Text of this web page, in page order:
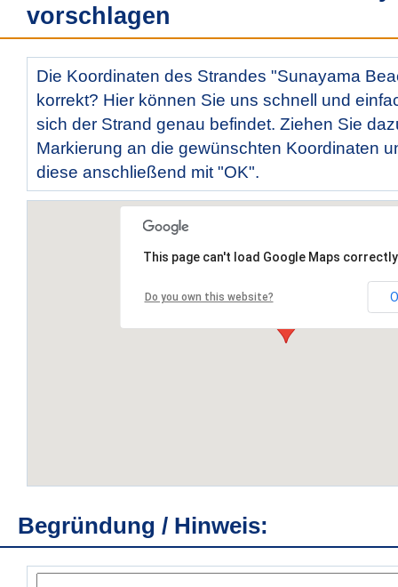
vorschlagen
Die Koordinaten des Strandes "Sunayama
korrekt? Hier können Sie uns schnell und
sich der Strand genau befindet. Ziehen Sie
Markierung an die gewünschten Koordinaten
diese anschließend mit "OK".
This page can't load Google Maps
Do you own this website?
Begründung / Hinweis: